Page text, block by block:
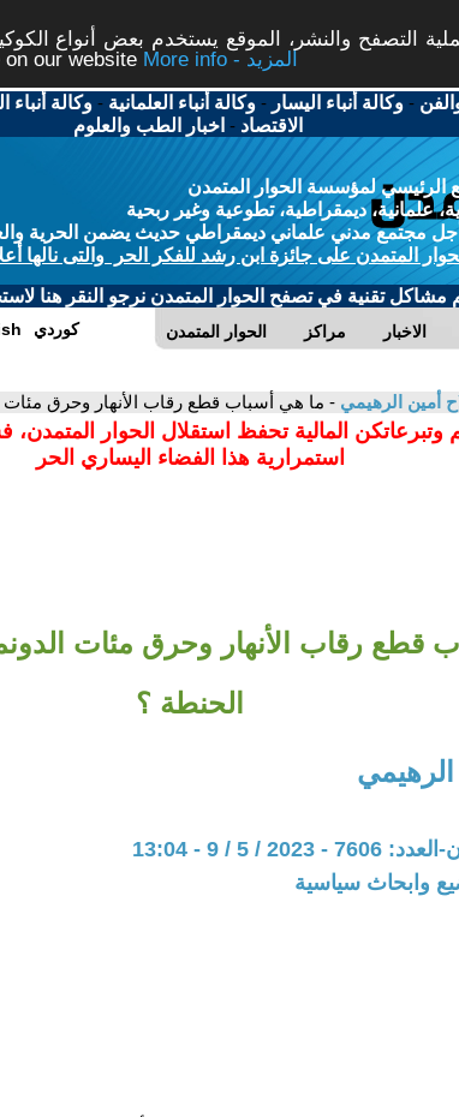
التصفح والنشر، الموقع يستخدم بعض أنواع
our website
More info - المزيد
-وكالة أنباء اليسار -وكالة أنباء العلمانية -وكالة أنباء
الاقتصاد - اخبار الطب والعلوم
الرئيسي لمؤسسة الحوار المتمدن
علمانية، ديمقراطية، تطوعية وغير ربحية
مجتمع مدني علماني ديمقراطي حديث يضمن الحرية
المتمدن على جائزة ابن رشد للفكر الحر والتى نالها
مشاكل تقنية في تصفح الحوار المتمدن نرجو النقر هنا
الحوار المتمدن مراكز الاخبار كوردي
أمين الرهيمي - ما هي أسباب قطع رقاب الأنهار وحرق
وتبرعاتكن المالية تحفظ استقلال الحوار
استمرارية هذا الفضاء اليساري الحر
قطع رقاب الأنهار وحرق مئات
الحنطة ؟
/ 5 / 9 - 13:04
وابحاث سياسية